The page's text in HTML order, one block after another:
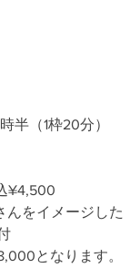
半（1枠20分）
¥4,500
をイメージした
となります。